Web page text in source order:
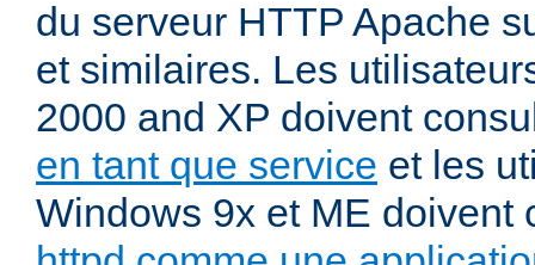
du serveur HTTP Apache
et similaires. Les
2000 and XP doivent
en tant que service et les
Windows 9x et ME doivent